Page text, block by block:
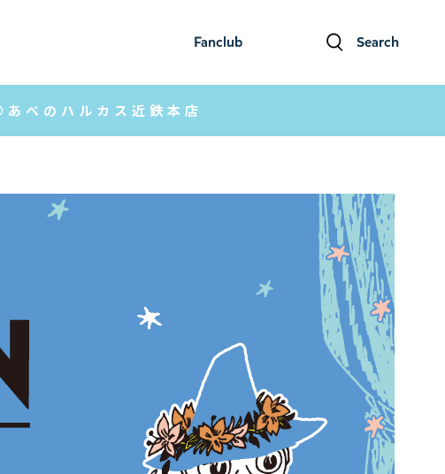
Fanclub Search
べのハルカス近鉄本店